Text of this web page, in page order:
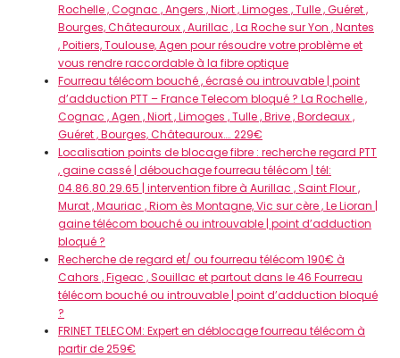
Rochelle , Cognac , Angers , Niort , Limoges , Tulle , Guéret ,
Bourges, Châteauroux , Aurillac , La Roche sur Yon , Nantes
, Poitiers, Toulouse, Agen pour résoudre votre problème et
vous rendre raccordable à la fibre optique
Fourreau télécom bouché , écrasé ou introuvable | point
d’adduction PTT – France Telecom bloqué ? La Rochelle ,
Cognac , Agen , Niort , Limoges , Tulle , Brive , Bordeaux ,
Guéret , Bourges, Châteauroux…. 229€
Localisation points de blocage fibre : recherche regard PTT
, gaine cassé | débouchage fourreau télécom | tél:
04.86.80.29.65 | intervention fibre à Aurillac , Saint Flour ,
Murat , Mauriac , Riom ès Montagne, Vic sur cère , Le Lioran |
gaine télécom bouché ou introuvable | point d’adduction
bloqué ?
Recherche de regard et/ ou fourreau télécom 190€ à
Cahors , Figeac , Souillac et partout dans le 46 Fourreau
télécom bouché ou introuvable | point d’adduction bloqué
?
FRINET TELECOM: Expert en déblocage fourreau télécom à
partir de 259€